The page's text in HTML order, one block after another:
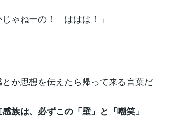
ゃねーの！ ははは！」
か思想を伝えたら帰って来る言葉だ
族は、必ずこの「壁」と「嘲笑」